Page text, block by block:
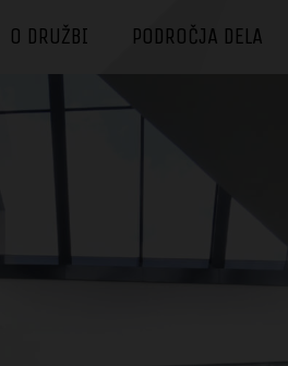
O DRUŽBI PODROČJA DELA